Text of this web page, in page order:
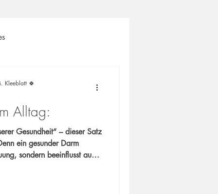
Alltag:
Gesundheit“ – dieser Satz
ein gesunder Darm
sondern beeinflusst auch
Kleeblatt 🍀